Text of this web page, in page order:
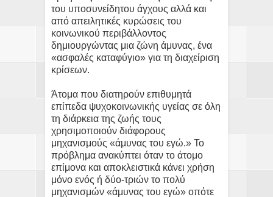
του υποσυνείδητου άγχους αλλά και
από απειλητικές κυρώσεις του
κοινωνικού περιβάλλοντος
δημιουργώντας μια ζώνη άμυνας, ένα
«ασφαλές καταφύγιο» για τη διαχείριση
κρίσεων.
Άτομα που διατηρούν επιθυμητά
επίπεδα ψυχοκοινωνικής υγείας σε όλη
τη διάρκεια της ζωής τους
χρησιμοποιούν διάφορους
μηχανισμούς «άμυνας του εγώ.» Το
πρόβλημα ανακύπτει όταν το άτομο
επίμονα και αποκλειστικά κάνει χρήση
μόνο ενός ή δύο-τριών το πολύ
μηχανισμών «άμυνας του εγώ» οπότε